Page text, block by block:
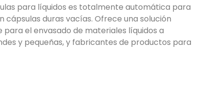
para líquidos es totalmente automática para
duras vacías. Ofrece una solución
el envasado de materiales líquidos a
y pequeñas, y fabricantes de productos para